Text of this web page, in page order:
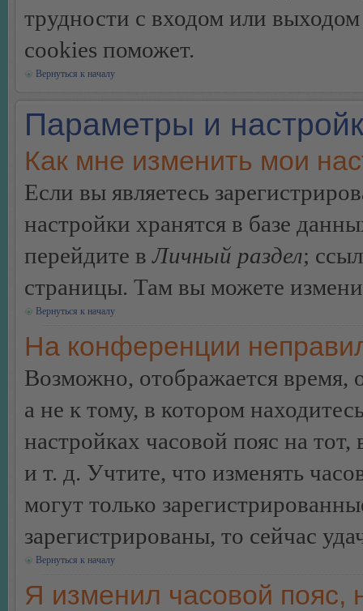
трудности с входом или
cookies поможет.
Вернуться к началу
Параметры и
Как мне изменить мои
Если вы являетесь
настройки хранятся в базе
перейдите вЛичный раздел;
страницы. Там вы можете
Вернуться к началу
На конференции
Возможно, отображается время,
а не к тому, в котором
настройках часовой пояс на
и т. д. Учтите, что изменять
могут только
зарегистрированы, то сейчас
Вернуться к началу
Я изменил часовой пояс,